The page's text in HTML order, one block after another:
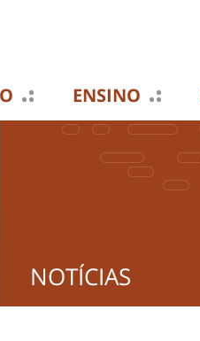
ENSINO
NOTÍCIAS